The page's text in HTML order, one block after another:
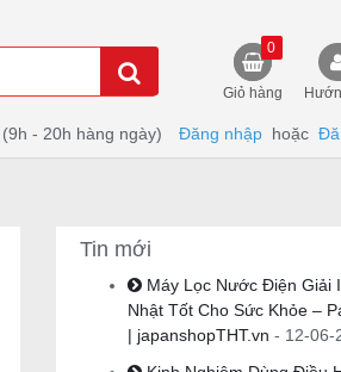
Giỏ hàng
0
(9h - 20h hàng ngày) Đăng nhập hoặc
Tin mới
Máy Lọc Nước Điện Giải
Nhật Tốt Cho Sức Khỏe –
| japanshopTHT.vn - 12-06-